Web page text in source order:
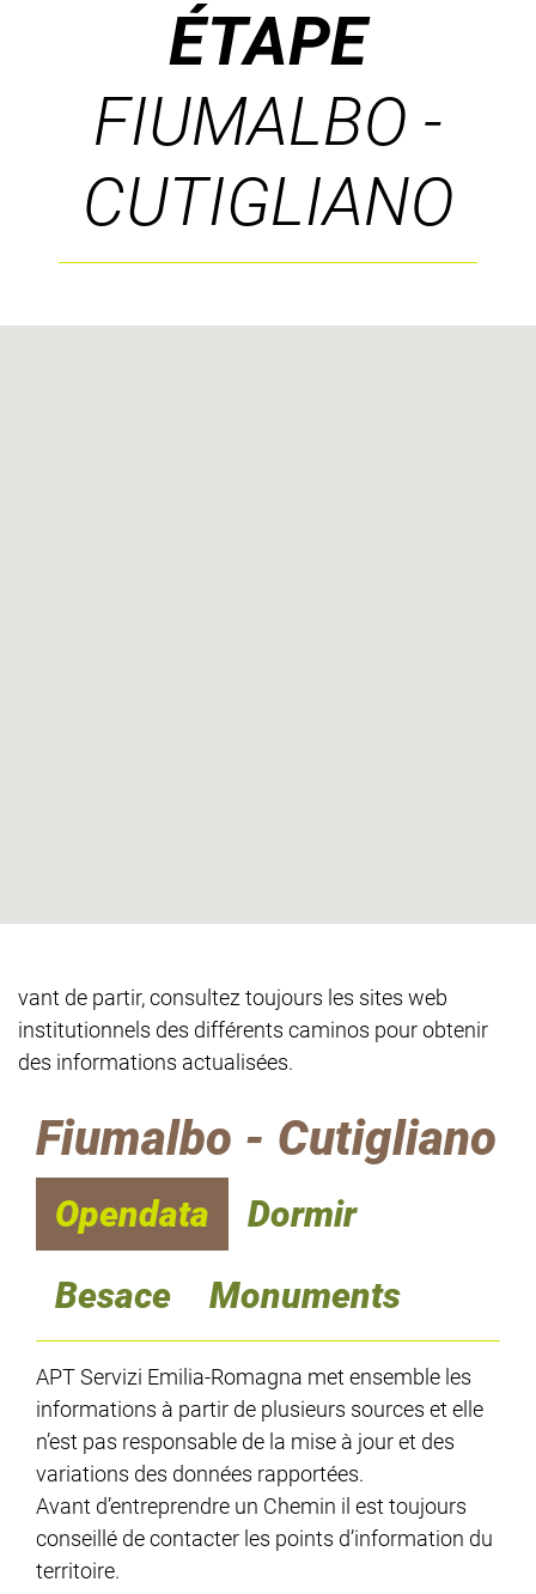
ÉTAPE
FIUMALBO -
CUTIGLIANO
vant de partir, consultez toujours les sites web
institutionnels des différents caminos pour obtenir
des informations actualisées.
Fiumalbo - Cutigliano
Opendata
Dormir
Besace
Monuments
APT Servizi Emilia-Romagna met ensemble les
informations à partir de plusieurs sources et elle
n’est pas responsable de la mise à jour et des
variations des données rapportées.
Avant d’entreprendre un Chemin il est toujours
conseillé de contacter les points d’information du
territoire.